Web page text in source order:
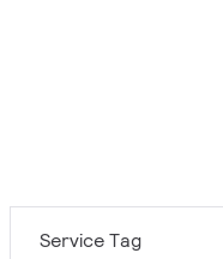
Service Tag